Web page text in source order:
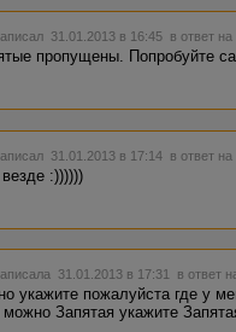
31.01.2013 в 16:45 в ответ
пропущены. Попробуйте
31.01.2013 в 17:14 в ответ
:))))))
31.01.2013 в 17:31 в ответ
укажите пожалуйста где у
можно Запятая укажите